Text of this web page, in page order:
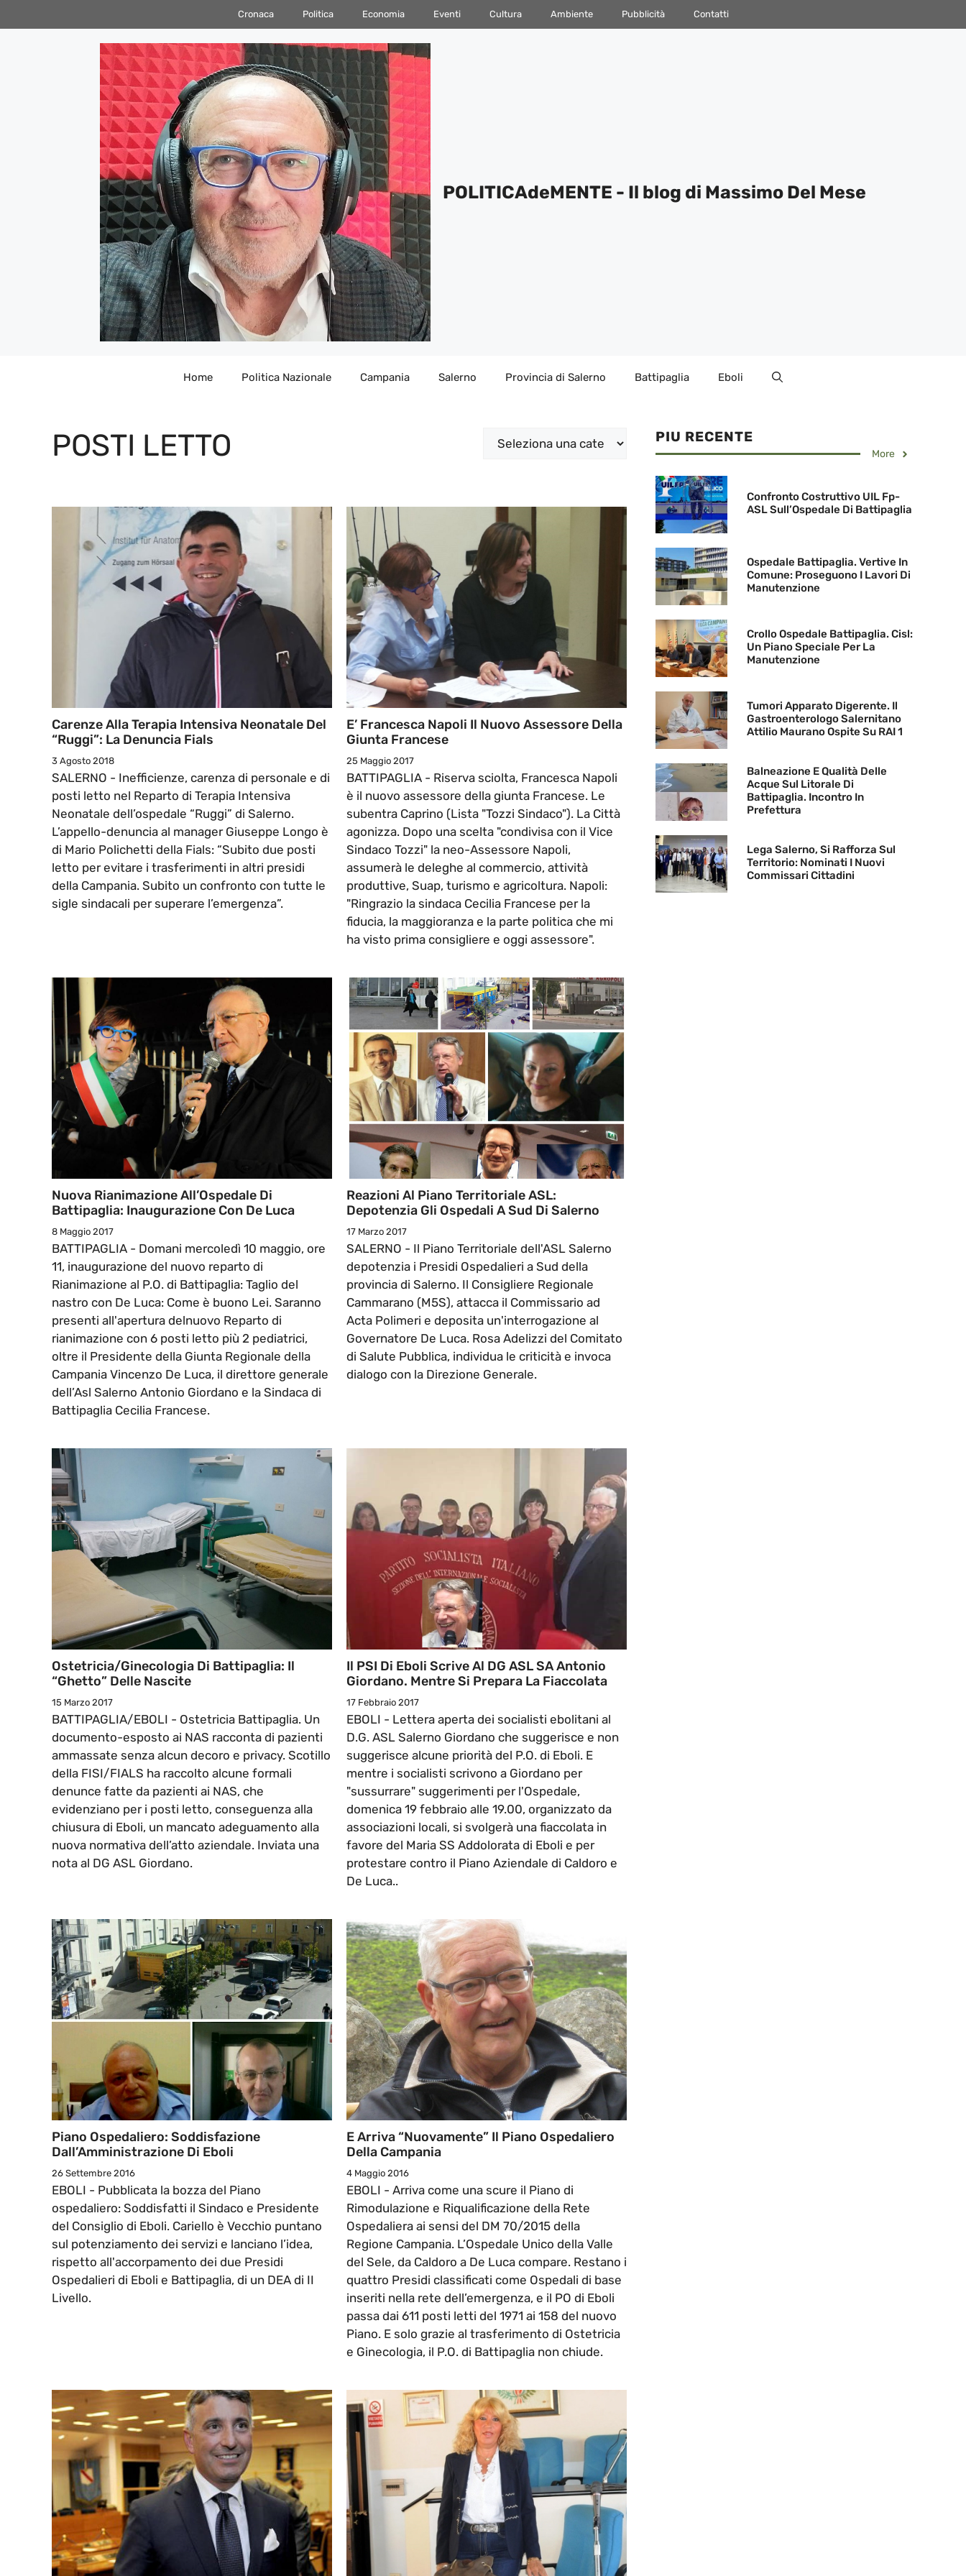
al
Cronaca Politica Economia Eventi Cultura Ambiente Pubblicità Contatti
POLITICAdeMENTE - Il blog di Massimo Del Mese
Home Politica Nazionale Campania Salerno Provincia di Salerno Battipaglia Eboli
POSTI LETTO Categorie
Carenze Alla Terapia Intensiva Neonatale Del
“Ruggi”: La Denuncia Fials
3 Agosto 2018
SALERNO - Inefficienze, carenza di personale e di
posti letto nel Reparto di Terapia Intensiva
Neonatale dell’ospedale “Ruggi” di Salerno.
L’appello-denuncia al manager Giuseppe Longo è
di Mario Polichetti della Fials: “Subito due posti
letto per evitare i trasferimenti in altri presidi
della Campania. Subito un confronto con tutte le
sigle sindacali per superare l’emergenza”.
E’ Francesca Napoli Il Nuovo Assessore Della
Giunta Francese
25 Maggio 2017
BATTIPAGLIA - Riserva sciolta, Francesca Napoli
è il nuovo assessore della giunta Francese. Le
subentra Caprino (Lista "Tozzi Sindaco"). La Città
agonizza. Dopo una scelta "condivisa con il Vice
Sindaco Tozzi" la neo-Assessore Napoli,
assumerà le deleghe al commercio, attività
produttive, Suap, turismo e agricoltura. Napoli:
"Ringrazio la sindaca Cecilia Francese per la
fiducia, la maggioranza e la parte politica che mi
ha visto prima consigliere e oggi assessore".
Nuova Rianimazione All’Ospedale Di
Battipaglia: Inaugurazione Con De Luca
8 Maggio 2017
BATTIPAGLIA - Domani mercoledì 10 maggio, ore
11, inaugurazione del nuovo reparto di
Rianimazione al P.O. di Battipaglia: Taglio del
nastro con De Luca: Come è buono Lei. Saranno
presenti all'apertura delnuovo Reparto di
rianimazione con 6 posti letto più 2 pediatrici,
oltre il Presidente della Giunta Regionale della
Campania Vincenzo De Luca, il direttore generale
dell’Asl Salerno Antonio Giordano e la Sindaca di
Battipaglia Cecilia Francese.
Reazioni Al Piano Territoriale ASL:
Depotenzia Gli Ospedali A Sud Di Salerno
17 Marzo 2017
SALERNO - Il Piano Territoriale dell'ASL Salerno
depotenzia i Presidi Ospedalieri a Sud della
provincia di Salerno. Il Consigliere Regionale
Cammarano (M5S), attacca il Commissario ad
Acta Polimeri e deposita un'interrogazione al
Governatore De Luca. Rosa Adelizzi del Comitato
di Salute Pubblica, individua le criticità e invoca
dialogo con la Direzione Generale.
Ostetricia/Ginecologia Di Battipaglia: Il
“ghetto” Delle Nascite
15 Marzo 2017
BATTIPAGLIA/EBOLI - Ostetricia Battipaglia. Un
documento-esposto ai NAS racconta di pazienti
ammassate senza alcun decoro e privacy. Scotillo
della FISI/FIALS ha raccolto alcune formali
denunce fatte da pazienti ai NAS, che
evidenziano per i posti letto, conseguenza alla
chiusura di Eboli, un mancato adeguamento alla
nuova normativa dell’atto aziendale. Inviata una
nota al DG ASL Giordano.
Il PSI Di Eboli Scrive Al DG ASL SA Antonio
Giordano. Mentre Si Prepara La Fiaccolata
17 Febbraio 2017
EBOLI - Lettera aperta dei socialisti ebolitani al
D.G. ASL Salerno Giordano che suggerisce e non
suggerisce alcune priorità del P.O. di Eboli. E
mentre i socialisti scrivono a Giordano per
"sussurrare" suggerimenti per l'Ospedale,
domenica 19 febbraio alle 19.00, organizzato da
associazioni locali, si svolgerà una fiaccolata in
favore del Maria SS Addolorata di Eboli e per
protestare contro il Piano Aziendale di Caldoro e
De Luca..
Piano Ospedaliero: Soddisfazione
Dall’Amministrazione Di Eboli
26 Settembre 2016
EBOLI - Pubblicata la bozza del Piano
ospedaliero: Soddisfatti il Sindaco e Presidente
del Consiglio di Eboli. Cariello è Vecchio puntano
sul potenziamento dei servizi e lanciano l’idea,
rispetto all'accorpamento dei due Presidi
Ospedalieri di Eboli e Battipaglia, di un DEA di II
Livello.
E Arriva “nuovamente” Il Piano Ospedaliero
Della Campania
4 Maggio 2016
EBOLI - Arriva come una scure il Piano di
Rimodulazione e Riqualificazione della Rete
Ospedaliera ai sensi del DM 70/2015 della
Regione Campania. L’Ospedale Unico della Valle
del Sele, da Caldoro a De Luca compare. Restano i
quattro Presidi classificati come Ospedali di base
inseriti nella rete dell’emergenza, e il PO di Eboli
passa dai 611 posti letti del 1971 ai 158 del nuovo
Piano. E solo grazie al trasferimento di Ostetricia
e Ginecologia, il P.O. di Battipaglia non chiude.
PIU RECENTE
More
Confronto Costruttivo UIL Fp-
ASL Sull’Ospedale Di Battipaglia
Ospedale Battipaglia. Vertive In
Comune: Proseguono I Lavori Di
Manutenzione
Crollo Ospedale Battipaglia. Cisl:
Un Piano Speciale Per La
Manutenzione
Tumori Apparato Digerente. Il
Gastroenterologo Salernitano
Attilio Maurano Ospite Su RAI 1
Balneazione E Qualità Delle
Acque Sul Litorale Di
Battipaglia. Incontro In
Prefettura
Lega Salerno, Si Rafforza Sul
Territorio: Nominati I Nuovi
Commissari Cittadini